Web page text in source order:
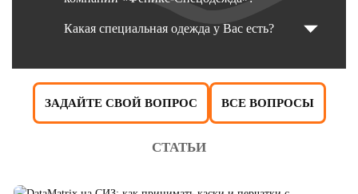
Какая специальная одежда у Вас есть?
ЗАДАЙТЕ СВОЙ ВОПРОС ВСЕ ВОПРОСЫ
СТАТЬИ